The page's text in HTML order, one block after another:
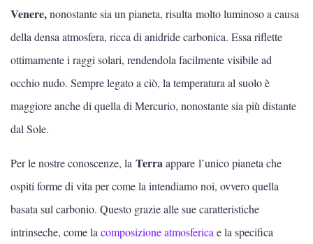
ASTRONOMIA
Scienze dell'atmosfera
Venere,nonostante sia un pianeta, risulta molto luminoso a causa
della densa atmosfera, ricca di anidride carbonica. Essa riflette
ottimamente i raggi solari, rendendola facilmente visibile ad
occhio nudo. Sempre legato a ciò, la temperatura al suolo è
maggiore anche di quella di Mercurio, nonostante sia più distante
dal Sole.
Per le nostre conoscenze, la Terraappare l’unico pianeta che
ospiti forme di vita per come la intendiamo noi, ovvero quella
basata sul carbonio. Questo grazie alle sue caratteristiche
intrinseche, come la composizione atmosferica e la specifica